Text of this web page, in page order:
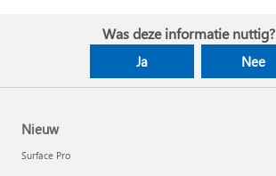
Was deze informatie nuttig?
Ja Nee
Nieuw
Surface Pro